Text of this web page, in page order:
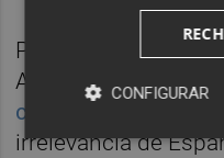
Por su parte, el
Arias Cañete,
campaña
irrelevancia de
CONFIGURAR